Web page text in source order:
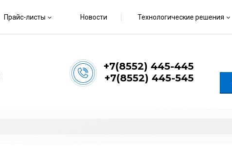
Прайс-листы Новости Технологические решения
+7(8552) 445-445
+7(8552) 445-545